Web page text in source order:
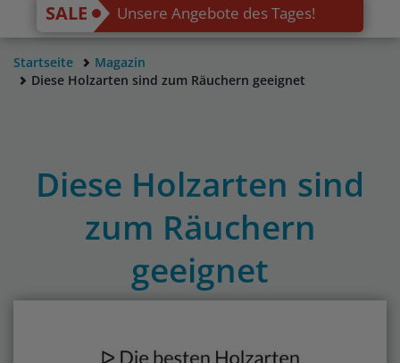
SALE Unsere Angebote des Tages!
Startseite
Magazin
Diese Holzarten sind zum Räuchern geeignet
Diese Holzarten sind
zum Räuchern
geeignet